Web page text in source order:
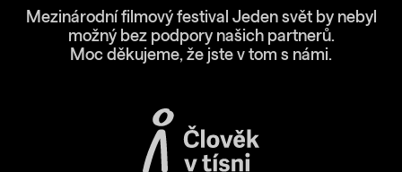
Mezinárodní filmový festival Jeden svět by nebyl
možný bez podpory našich partnerů.
Moc děkujeme, že jste v tom s námi.